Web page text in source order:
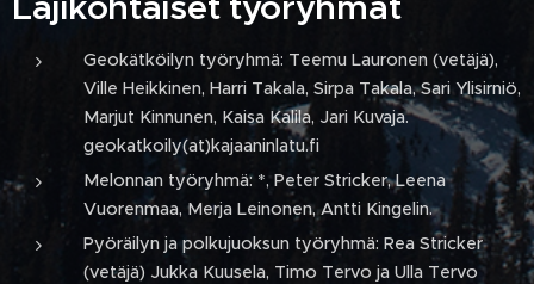
Geokätköilyn työryhmä: Teemu Lauronen (vetäjä),
Ville Heikkinen, Harri Takala, Sirpa Takala, Sari Ylisirniö,
Marjut Kinnunen, Kaisa Kalila, Jari Kuvaja.
geokatkoily(at)kajaaninlatu.fi
Melonnan työryhmä: *, Peter Stricker, Leena
Vuorenmaa, Merja Leinonen, Antti Kingelin.
Pyöräilyn ja polkujuoksun työryhmä: Rea Stricker
(vetäjä) Jukka Kuusela, Timo Tervo ja Ulla Tervo